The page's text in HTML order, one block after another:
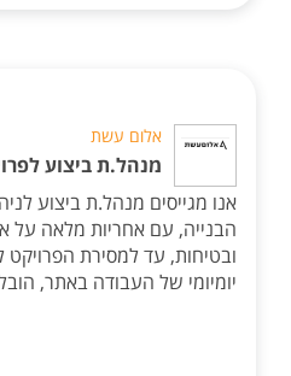
אלום עשת
מנהל.ת ביצוע
אנו מגייסים מנהל.ת ביצוע
הבנייה, עם אחריות מלאה על
ובטיחות, עד למסירת הפרויקט
יומיומי של העבודה באתר,